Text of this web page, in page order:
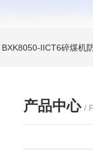
BXK8050-IICT6碎煤机
产品中心 /